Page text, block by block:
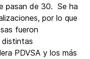
pasan de 30. Se ha
por lo que
fueron
PDVSA y los más